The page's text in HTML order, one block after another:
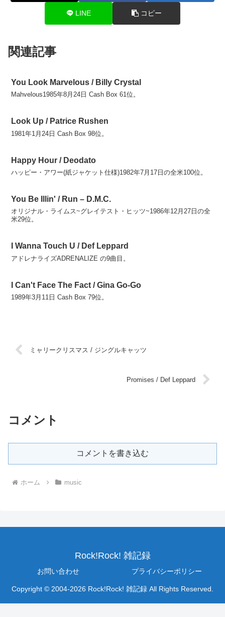
LINE コピー
関連記事
You Look Marvelous / Billy Crystal
Mahvelous1985年8月24日 Cash Box 61位。
Look Up / Patrice Rushen
1981年1月24日 Cash Box 98位。
Happy Hour / Deodato
ハッピー・アワー(紙ジャケット仕様)1982年7月17日の全米100位。
You Be Illin' / Run – D.M.C.
オリジナル・ライムス~グレイテスト・ヒッツ~1986年12月27日の全
米29位。
I Wanna Touch U / Def Leppard
アドレナライズADRENALIZE の9曲目。
I Can't Face The Fact / Gina Go-Go
1989年3月11日 Cash Box 79位。
ミャリークリスマス / ジングルキャッツ
Promises / Def Leppard
コメント
コメントを書き込む
ホーム music
Rock!Rock! 雑記録
お問い合わせ プライバシーポリシー
Copyright © 2004-2026 Rock!Rock! 雑記録 All Rights Reserved.